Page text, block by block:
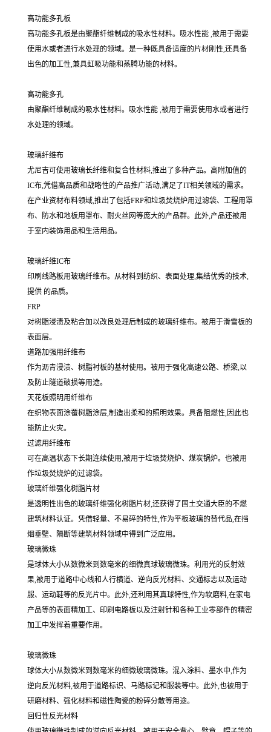
高功能多孔板
高功能多孔板是由聚酯纤维制成的吸水性材料。吸水性能 ,被用于需要
使用水或者进行水处理的领域。是一种既具备适度的片材刚性,还具备
出色的加工性,兼具虹吸功能和蒸腾功能的材料。
高功能多孔
由聚酯纤维制成的吸水性材料。吸水性能 ,被用于需要使用水或者进行
水处理的领域。
玻璃纤维布
尤尼吉可使用玻璃长纤维和复合性材料,推出了多种产品。高附加值的
IC布,凭借高品质和战略性的产品推广活动,满足了IT相关领域的需求。
在产业资材布料领域,推出了包括FRP和垃圾焚烧炉用过滤袋、工程用罩
布、防水和地板用罩布、耐火丝网等庞大的产品群。此外,产品还被用
于室内装饰用品和生活用品。
玻璃纤维IC布
印刷线路板用玻璃纤维布。从材料到纺织、表面处理,集结优秀的技术,
提供 的品质。
FRP
对树脂浸渍及粘合加以改良处理后制成的玻璃纤维布。被用于滑雪板的
表面层。
道路加强用纤维布
作为沥青浸渍、树脂衬板的基材使用。被用于强化高速公路、桥梁,以
及防止隧道破损等用途。
天花板照明用纤维布
在织物表面涂覆树脂涂层,制造出柔和的照明效果。具备阻燃性,因此也
能防止火灾。
过滤用纤维布
可在高温状态下长期连续使用,被用于垃圾焚烧炉、煤炭锅炉。也被用
作垃圾焚烧炉的过滤袋。
玻璃纤维强化树脂片材
是透明性出色的玻璃纤维强化树脂片材,还获得了国土交通大臣的不燃
建筑材料认证。凭借轻量、不易碎的特性,作为平板玻璃的替代品,在挡
烟垂壁、隔断等建筑材料领域中得到广泛应用。
玻璃微珠
是球体大小从数微米到数毫米的细微真球玻璃微珠。利用光的反射效
果,被用于道路中心线和人行横道、逆向反光材料、交通标志以及运动
服、运动鞋等的反光片中。此外,还利用其真球特性,作为软磨料,在家电
产品等的表面精加工、印刷电路板以及注射针和各种工业零部件的精密
加工中发挥着重要作用。
玻璃微珠
球体大小从数微米到数毫米的细微玻璃微珠。混入涂料、墨水中,作为
逆向反光材料,被用于道路标识、马路标记和服装等中。此外,也被用于
研磨材料、强化材料和磁性陶瓷的粉碎分散等用途。
回归性反光材料